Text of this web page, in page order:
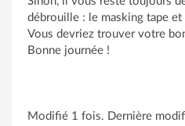
débrouille : le masking tape
Vous devriez trouver votre
Bonne journée !
Modifié 1 fois. Dernière